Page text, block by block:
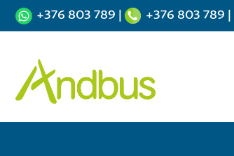
+376 803 789 | +376 803 789 |